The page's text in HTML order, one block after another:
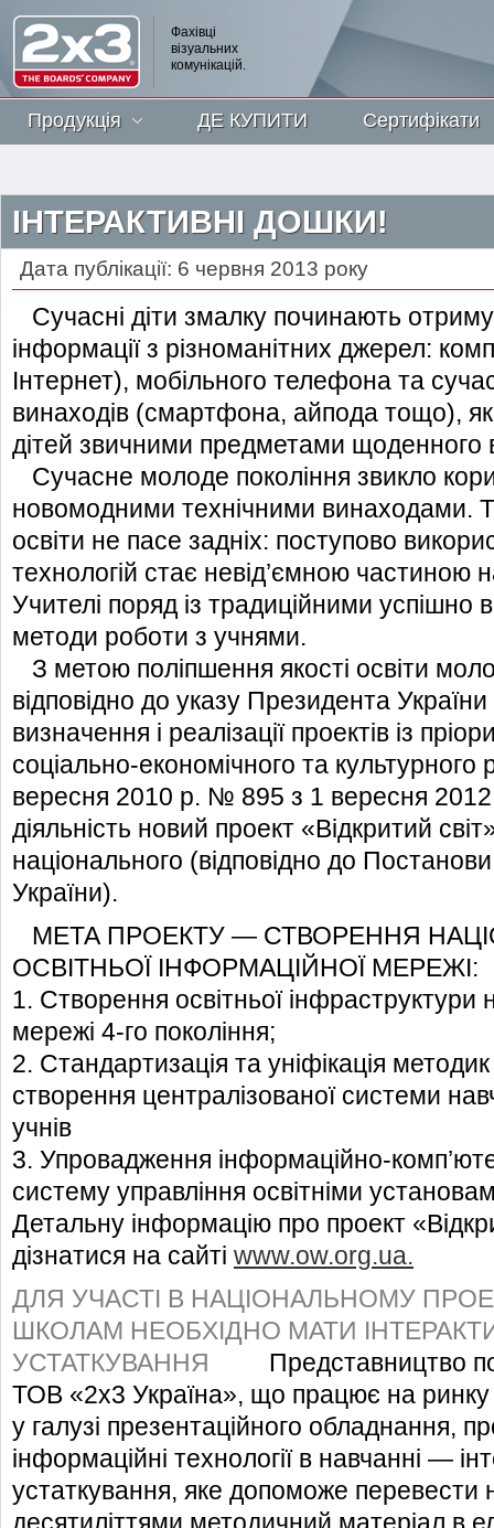
Фахівці
візуальних
комунікацій.
Продукція ДЕ КУПИТИ Сертифікати
ІНТЕРАКТИВНІ ДОШКИ!
Дата публікації: 6 червня 2013 року
Сучасні діти змалку починають
інформації з різноманітних джерел:
Інтернет), мобільного телефона та
винаходів (смартфона, айпода тощо),
дітей звичними предметами щоденного
Сучасне молоде покоління звикло
новомодними технічними винаходами.
освіти не пасе задніх: поступово
технологій стає невід’ємною частиною
Учителі поряд із традиційними успішно
методи роботи з учнями.
З метою поліпшення якості освіти
відповідно до указу Президента
визначення і реалізації проектів із
соціально-економічного та культурного
вересня 2010 р. № 895 з 1 вересня
діяльність новий проект «Відкритий
національного (відповідно до Постанови
України).
МЕТА ПРОЕКТУ — СТВОРЕННЯ
ОСВІТНЬОЇ ІНФОРМАЦІЙНОЇ МЕРЕЖІ:
1. Створення освітньої інфраструктури
мережі 4-го покоління;
2. Стандартизація та уніфікація
створення централізованої системи
учнів
3. Упровадження інформаційно-
систему управління освітніми
Детальну інформацію про проект
дізнатися на сайті www.ow.org.ua.
ДЛЯ УЧАСТІ В НАЦІОНАЛЬНОМУ
ШКОЛАМ НЕОБХІДНО МАТИ
УСТАТКУВАННЯ Представництво
ТОВ «2х3 Україна», що працює на ринку
у галузі презентаційного обладнання,
інформаційні технології в навчанні —
устаткування, яке допоможе перевести